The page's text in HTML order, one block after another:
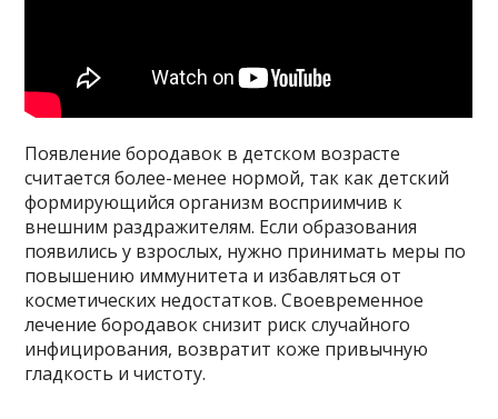
Появление бородавок в детском возрасте
считается более-менее нормой, так как детский
формирующийся организм восприимчив к
внешним раздражителям. Если образования
появились у взрослых, нужно принимать меры по
повышению иммунитета и избавляться от
косметических недостатков. Своевременное
лечение бородавок снизит риск случайного
инфицирования, возвратит коже привычную
гладкость и чистоту.